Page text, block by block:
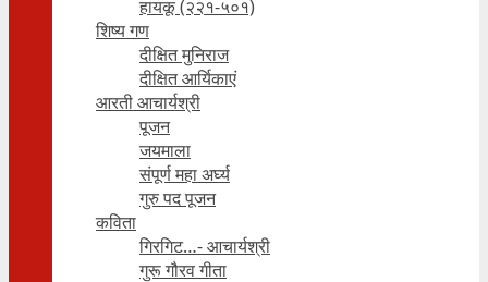
हायकू (२२१-५०१)
शिष्य गण
दीक्षित मुनिराज
दीक्षित आर्यिकाएं
आरती आचार्यश्री
पूजन
जयमाला
संपूर्ण महा अर्घ्य
गुरु पद पूजन
कविता
गिरगिट…- आचार्यश्री
गुरू गौरव गीता